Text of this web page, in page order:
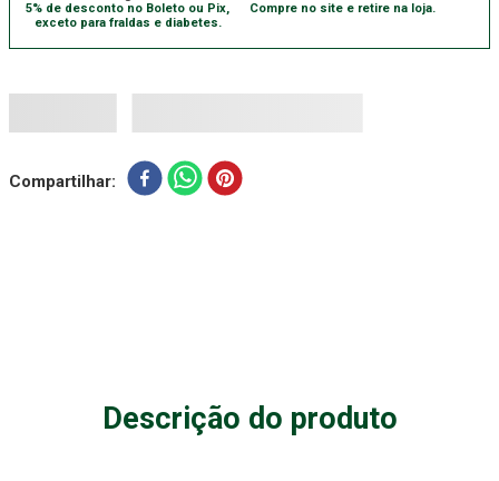
5% de desconto no Boleto ou Pix,
exceto para fraldas e diabetes.
Compre no site e retire na loja.
Compartilhar
Descrição do produto